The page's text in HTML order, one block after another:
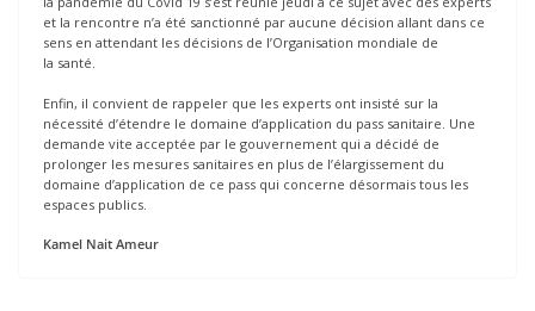
et la rencontre n’a été sanctionné par aucune décision allant dans ce
sens en attendant les décisions de l’Organisation mondiale de
la santé.
Enfin, il convient de rappeler que les experts ont insisté sur la
nécessité d’étendre le domaine d’application du pass sanitaire. Une
demande vite acceptée par le gouvernement qui a décidé de
prolonger les mesures sanitaires en plus de l’élargissement du
domaine d’application de ce pass qui concerne désormais tous les
espaces publics.
Kamel Nait Ameur